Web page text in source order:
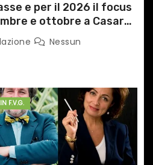
e per il 2026 il focus
e ottobre a Casarsa
per docenti delle
Nessun
F.V.G.